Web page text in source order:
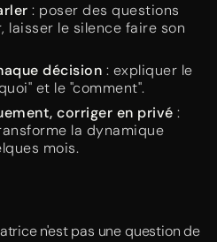
: poser des questions
laisser le silence faire son
décision : expliquer le
et le "comment".
corriger en privé :
la dynamique
mois.
n'est pas une question de